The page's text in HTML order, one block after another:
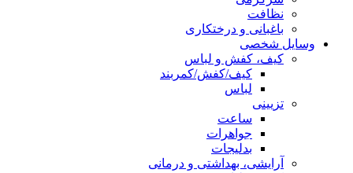
نظافت
باغبانی و درختکاری
وسایل شخصی
کیف، کفش و لباس
کیف/کفش/کمربند
لباس
تزیینی
ساعت
جواهرات
بدلیجات
آرایشی، بهداشتی و درمانی